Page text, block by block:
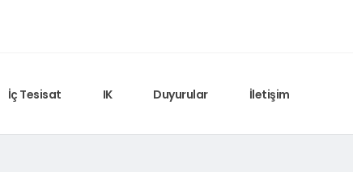
İç Tesisat IK Duyurular İletişim